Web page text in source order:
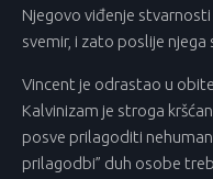
Njegovo viđenje
svemir, i zato poslije njega
Vincent je odrastao u
Kalvinizam je stroga
posve prilagoditi
prilagodbi” duh osobe